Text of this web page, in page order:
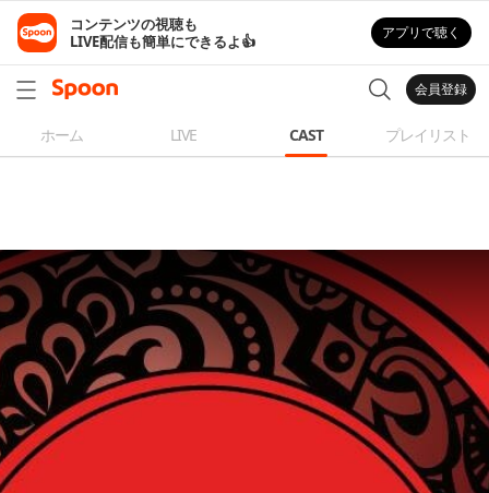
コンテンツの視聴も
LIVE配信も簡単にできるよ👍
アプリで聴く
会員登録
ホーム LIVE CAST プレイリスト